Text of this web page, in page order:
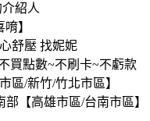
紹人
】
舒壓 找妮妮
買點數~不刷卡~不虧款
區/新竹/竹北市區】
【高雄市區/台南市區】